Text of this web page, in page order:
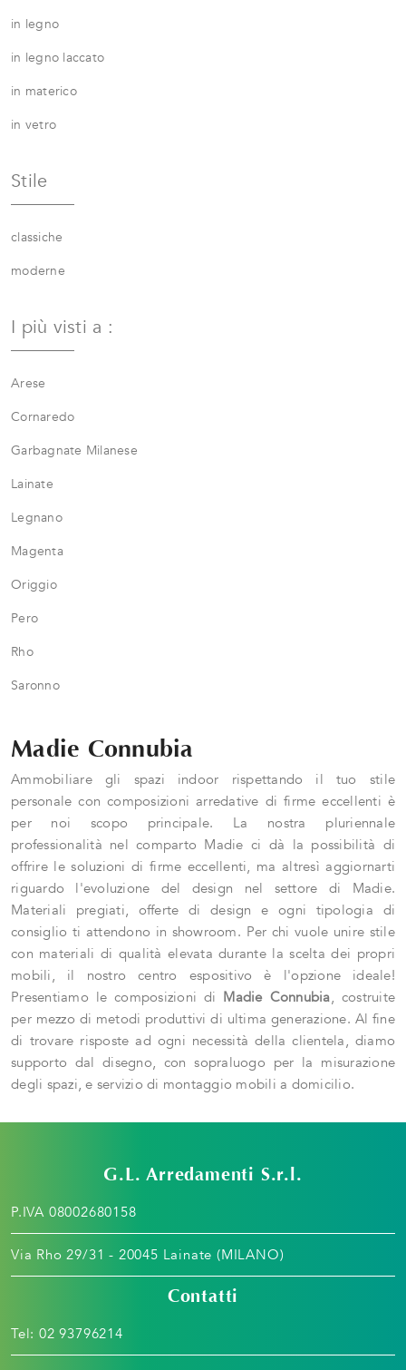
in legno
in legno laccato
in materico
in vetro
Stile
classiche
moderne
I più visti a :
Arese
Cornaredo
Garbagnate Milanese
Lainate
Legnano
Magenta
Origgio
Pero
Rho
Saronno
Madie Connubia
Ammobiliare gli spazi indoor rispettando il tuo stile
personale con composizioni arredative di firme eccellenti è
per noi scopo principale. La nostra pluriennale
professionalità nel comparto Madie ci dà la possibilità di
offrire le soluzioni di firme eccellenti, ma altresì aggiornarti
riguardo l'evoluzione del design nel settore di Madie.
Materiali pregiati, offerte di design e ogni tipologia di
consiglio ti attendono in showroom. Per chi vuole unire stile
con materiali di qualità elevata durante la scelta dei propri
mobili, il nostro centro espositivo è l'opzione ideale!
Presentiamo le composizioni di Madie Connubia, costruite
per mezzo di metodi produttivi di ultima generazione. Al fine
di trovare risposte ad ogni necessità della clientela, diamo
supporto dal disegno, con sopraluogo per la misurazione
degli spazi, e servizio di montaggio mobili a domicilio.
G.L. Arredamenti S.r.l.
P.IVA 08002680158
Via Rho 29/31 - 20045 Lainate (MILANO)
Contatti
Tel: 02 93796214